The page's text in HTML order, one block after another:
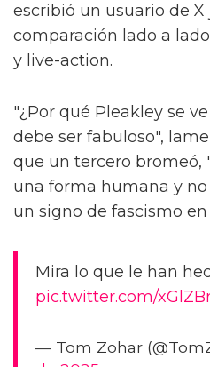
escribió un usuario de
comparación lado a
y live-action.
"¿Por qué Pleakley se
debe ser fabuloso",
que un tercero bromeó,
una forma humana y
un signo de fascismo
Mira lo que le han
pic.twitter.com/
— Tom Zohar